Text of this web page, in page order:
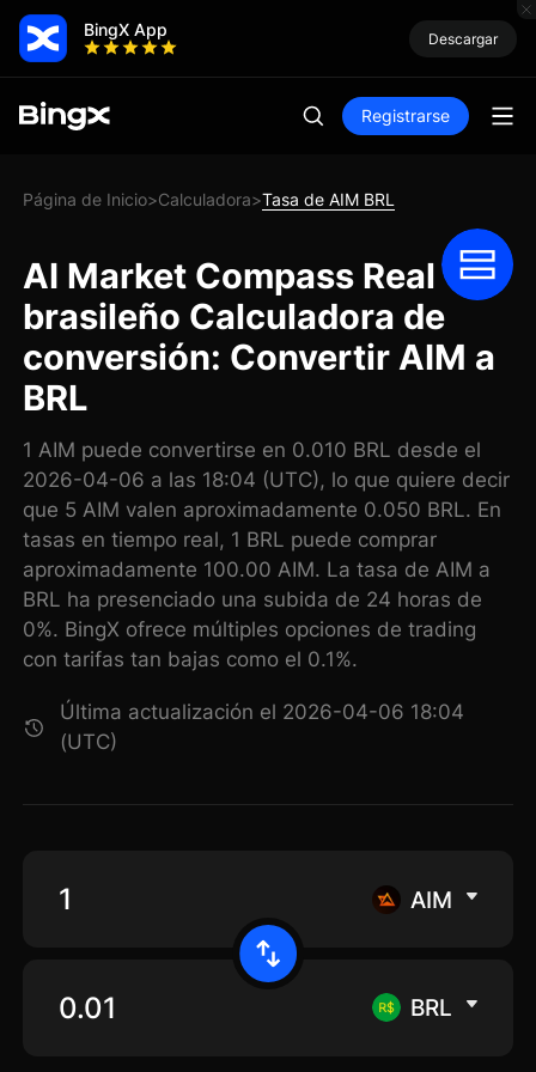
BingX App Descargar
Registrarse
Página de Inicio>Calculadora>Tasa de AIM BRL
AI Market Compass Real
brasileño Calculadora de
conversión: Convertir AIM a
BRL
1 AIM puede convertirse en 0.010 BRL desde el
2026-04-06 a las 18:04 (UTC), lo que quiere decir
que 5 AIM valen aproximadamente 0.050 BRL. En
tasas en tiempo real, 1 BRL puede comprar
aproximadamente 100.00 AIM. La tasa de AIM a
BRL ha presenciado una subida de 24 horas de
0%. BingX ofrece múltiples opciones de trading
con tarifas tan bajas como el 0.1%.
Última actualización el 2026-04-06 18:04
(UTC)
AIM
BRL